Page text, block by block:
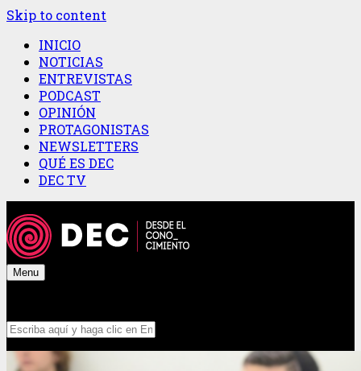
Skip to content
INICIO
NOTICIAS
ENTREVISTAS
PODCAST
OPINIÓN
PROTAGONISTAS
NEWSLETTERS
QUÉ ES DEC
DEC TV
Menu